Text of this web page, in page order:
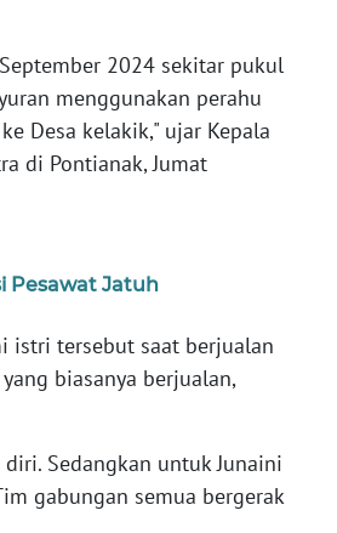
2024 sekitar pukul
menggunakan perahu
Desa kelakik," ujar Kepala
di Pontianak, Jumat
Pesawat Jatuh
istri tersebut saat berjualan
biasanya berjualan,
Sedangkan untuk Junaini
gabungan semua bergerak